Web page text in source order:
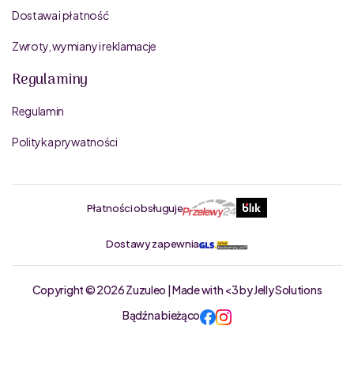
Dostawa i płatność
Zwroty, wymiany i reklamacje
Regulaminy
Regulamin
Polityka prywatności
Płatności obsługuje
Dostawy zapewnia
Copyright © 2026 Zuzuleo | Made with <3 by Jelly Solutions
Bądź na bieżąco